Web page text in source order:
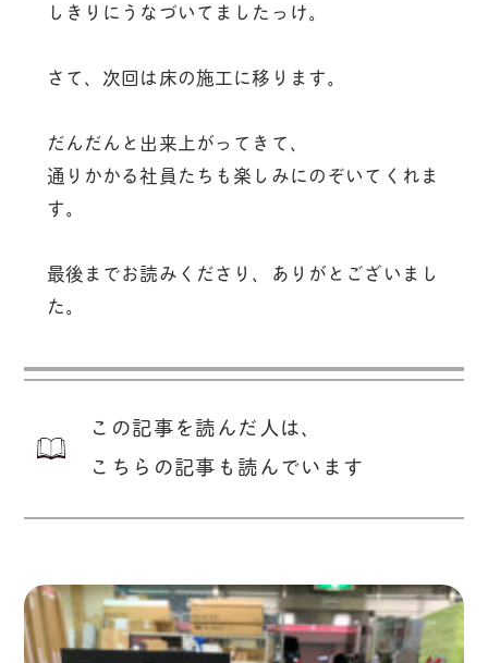
しきりにうなづいてましたっけ。
さて、次回は床の施工に移ります。
だんだんと出来上がってきて、
通りかかる社員たちも楽しみにのぞいてくれま
す。
最後までお読みくださり、ありがとございまし
た。
この記事を読んだ人は、
こちらの記事も読んでいます